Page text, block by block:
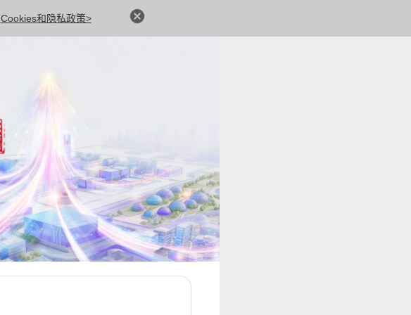
Cookies和隐私政策>